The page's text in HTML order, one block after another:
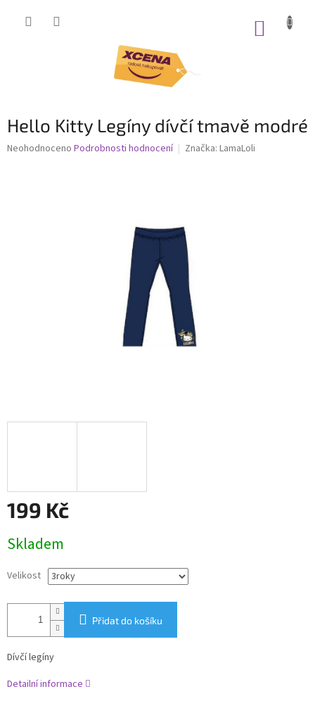
Hello Kitty Legíny dívčí tmavě modré
Průměrné
Neohodnoceno Podrobnosti hodnocení Značka: LamaLoli
199 Kč
cena:
Skladem
Velikost
Přidat do košíku
Dívčí legíny
Detailní informace